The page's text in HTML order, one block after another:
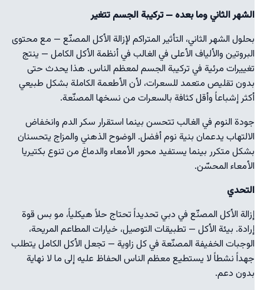
الشهر الثاني وما بعده — تركيبة الجسم تتغير
بحلول الشهر الثاني، التأثير المتراكم لإزالة الأكل المصنّع — مع محتوى
البروتين والألياف الأعلى في الغالب في أنظمة الأكل الكامل — ينتج
تغييرات مرئية في تركيبة الجسم لمعظم الناس. هذا يحدث حتى
بدون تقليص متعمد للسعرات، لأن الأطعمة الكاملة بشكل طبيعي
أكثر إشباعاً وأقل كثافة بالسعرات من نسخها المصنّعة.
جودة النوم في الغالب تتحسن بينما استقرار سكر الدم وانخفاض
الالتهاب يدعمان بنية نوم أفضل. الوضوح الذهني والمزاج يتحسنان
بشكل متكرر بينما يستفيد محور الأمعاء والدماغ من تنوع بكتيريا
الأمعاء المحسّن.
التحدي
إزالة الأكل المصنّع في دبي تحديداً تحتاج حلاً هيكلياً، مو بس قوة
إرادة. بيئة الأكل — تطبيقات التوصيل، خيارات المطاعم المريحة،
الوجبات الخفيفة المصنّعة في كل زاوية — تجعل الأكل الكامل يتطلب
جهداً نشطاً لا يستطيع معظم الناس الحفاظ عليه إلى ما لا نهاية
بدون دعم.